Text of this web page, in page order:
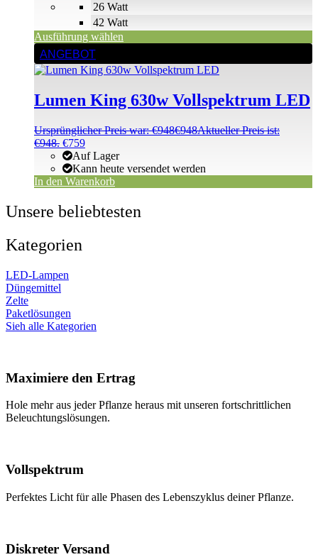
26 Watt
42 Watt
Ausführung wählen
ANGEBOT
Lumen King 630w Vollspektrum LED
Ursprünglicher Preis war: €948€948Aktueller Preis ist:
€948. €759
Auf Lager
Kann heute versendet werden
In den Warenkorb
Unsere beliebtesten
Kategorien
LED-Lampen
Düngemittel
Zelte
Paketlösungen
Sieh alle Kategorien
Maximiere den Ertrag
Hole mehr aus jeder Pflanze heraus mit unseren fortschrittlichen
Beleuchtungslösungen.
Vollspektrum
Perfektes Licht für alle Phasen des Lebenszyklus deiner Pflanze.
Diskreter Versand